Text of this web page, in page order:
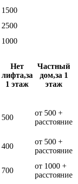
1500
2500
1000
Нет
лифта,за
1 этаж
Частный
дом,за 1
этаж
500
от 500 +
расстояние
400
от 500 +
расстояние
700
от 1000 +
расстояние